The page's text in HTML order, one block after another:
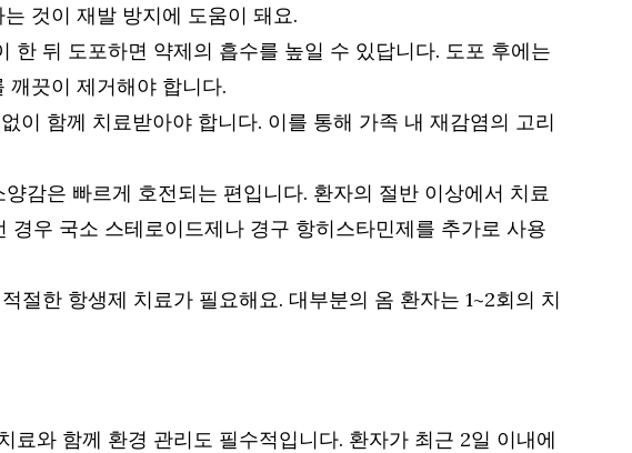
것이 재발 방지에 도움이 돼요.
뒤 도포하면 약제의 흡수를 높일 수 있답니다. 도포 후에는
깨끗이 제거해야 합니다.
이 함께 치료받아야 합니다. 이를 통해 가족 내 재감염의 고리
감은 빠르게 호전되는 편입니다. 환자의 절반 이상에서 치료
우 국소 스테로이드제나 경구 항히스타민제를 추가로 사용
절한 항생제 치료가 필요해요. 대부분의 옴 환자는 1~2회의 치
와 함께 환경 관리도 필수적입니다. 환자가 최근 2일 이내에